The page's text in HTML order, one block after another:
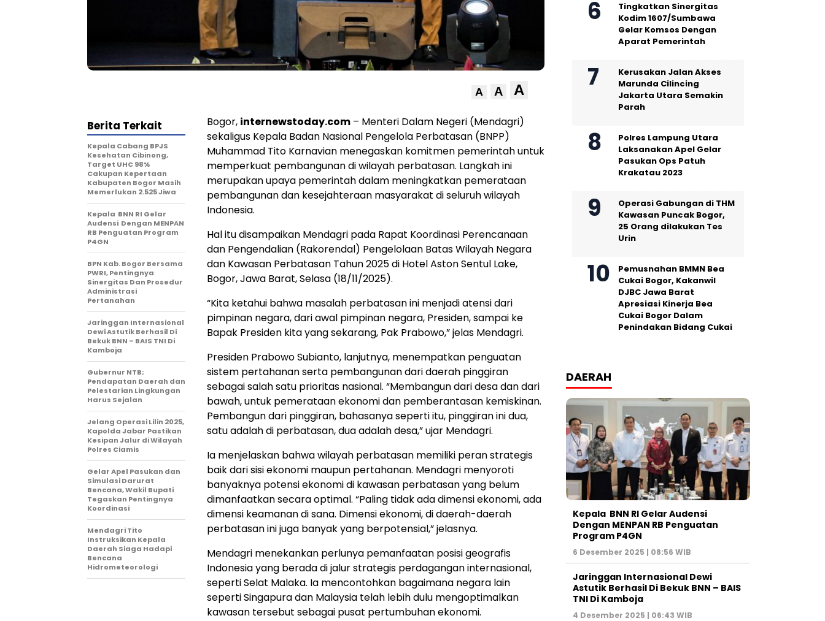
A A A
Bogor, internewstoday.com – Menteri Dalam Negeri (Mendagri)
sekaligus Kepala Badan Nasional Pengelola Perbatasan (BNPP)
Muhammad Tito Karnavian menegaskan komitmen pemerintah untuk
memperkuat pembangunan di wilayah perbatasan. Langkah ini
merupakan upaya pemerintah dalam meningkatkan pemerataan
pembangunan dan kesejahteraan masyarakat di seluruh wilayah
Indonesia.
Hal itu disampaikan Mendagri pada Rapat Koordinasi Perencanaan
dan Pengendalian (Rakorendal) Pengelolaan Batas Wilayah Negara
dan Kawasan Perbatasan Tahun 2025 di Hotel Aston Sentul Lake,
Bogor, Jawa Barat, Selasa (18/11/2025).
“Kita ketahui bahwa masalah perbatasan ini menjadi atensi dari
pimpinan negara, dari awal pimpinan negara, Presiden, sampai ke
Bapak Presiden kita yang sekarang, Pak Prabowo,” jelas Mendagri.
Presiden Prabowo Subianto, lanjutnya, menempatkan penguatan
sistem pertahanan serta pembangunan dari daerah pinggiran
sebagai salah satu prioritas nasional. “Membangun dari desa dan dari
bawah, untuk pemerataan ekonomi dan pemberantasan kemiskinan.
Pembangun dari pinggiran, bahasanya seperti itu, pinggiran ini dua,
satu adalah di perbatasan, dua adalah desa,” ujar Mendagri.
Ia menjelaskan bahwa wilayah perbatasan memiliki peran strategis
baik dari sisi ekonomi maupun pertahanan. Mendagri menyoroti
banyaknya potensi ekonomi di kawasan perbatasan yang belum
dimanfaatkan secara optimal. “Paling tidak ada dimensi ekonomi, ada
dimensi keamanan di sana. Dimensi ekonomi, di daerah-daerah
perbatasan ini juga banyak yang berpotensial,” jelasnya.
Mendagri menekankan perlunya pemanfaatan posisi geografis
Indonesia yang berada di jalur strategis perdagangan internasional,
seperti Selat Malaka. Ia mencontohkan bagaimana negara lain
seperti Singapura dan Malaysia telah lebih dulu mengoptimalkan
kawasan tersebut sebagai pusat pertumbuhan ekonomi.
Berita Terkait
Kepala Cabang BPJS
Kesehatan Cibinong,
Target UHC 98%
Cakupan Kepertaan
Kabupaten Bogor Masih
Memerlukan 2.525 Jiwa
Kepala BNN RI Gelar
Audensi Dengan MENPAN
RB Penguatan Program
P4GN
BPN Kab. Bogor Bersama
PWRI, Pentingnya
Sinergitas Dan Prosedur
Administrasi
Pertanahan
Jaringgan Internasional
Dewi Astutik Berhasil Di
Bekuk BNN – BAIS TNI Di
Kamboja
Gubernur NTB;
Pendapatan Daerah dan
Pelestarian Lingkungan
Harus Sejalan
Jelang Operasi Lilin 2025,
Kapolda Jabar Pastikan
Kesipan Jalur di Wilayah
Polres Ciamis
Gelar Apel Pasukan dan
Simulasi Darurat
Bencana, Wakil Bupati
Tegaskan Pentingnya
Koordinasi
Mendagri Tito
Instruksikan Kepala
Daerah Siaga Hadapi
Bencana
Hidrometeorologi
Tingkatkan Sinergitas
Kodim 1607/Sumbawa
Gelar Komsos Dengan
Aparat Pemerintah
Kerusakan Jalan Akses
Marunda Cilincing
Jakarta Utara Semakin
Parah
Polres Lampung Utara
Laksanakan Apel Gelar
Pasukan Ops Patuh
Krakatau 2023
Operasi Gabungan di THM
Kawasan Puncak Bogor,
25 Orang dilakukan Tes
Urin
Pemusnahan BMMN Bea
Cukai Bogor, Kakanwil
DJBC Jawa Barat
Apresiasi Kinerja Bea
Cukai Bogor Dalam
Penindakan Bidang Cukai
DAERAH
Kepala BNN RI Gelar Audensi
Dengan MENPAN RB Penguatan
Program P4GN
6 Desember 2025 | 08:56 WIB
Jaringgan Internasional Dewi
Astutik Berhasil Di Bekuk BNN – BAIS
TNI Di Kamboja
4 Desember 2025 | 06:43 WIB